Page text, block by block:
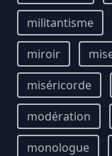
militantisme
miroir
miséricorde
modération
monologue